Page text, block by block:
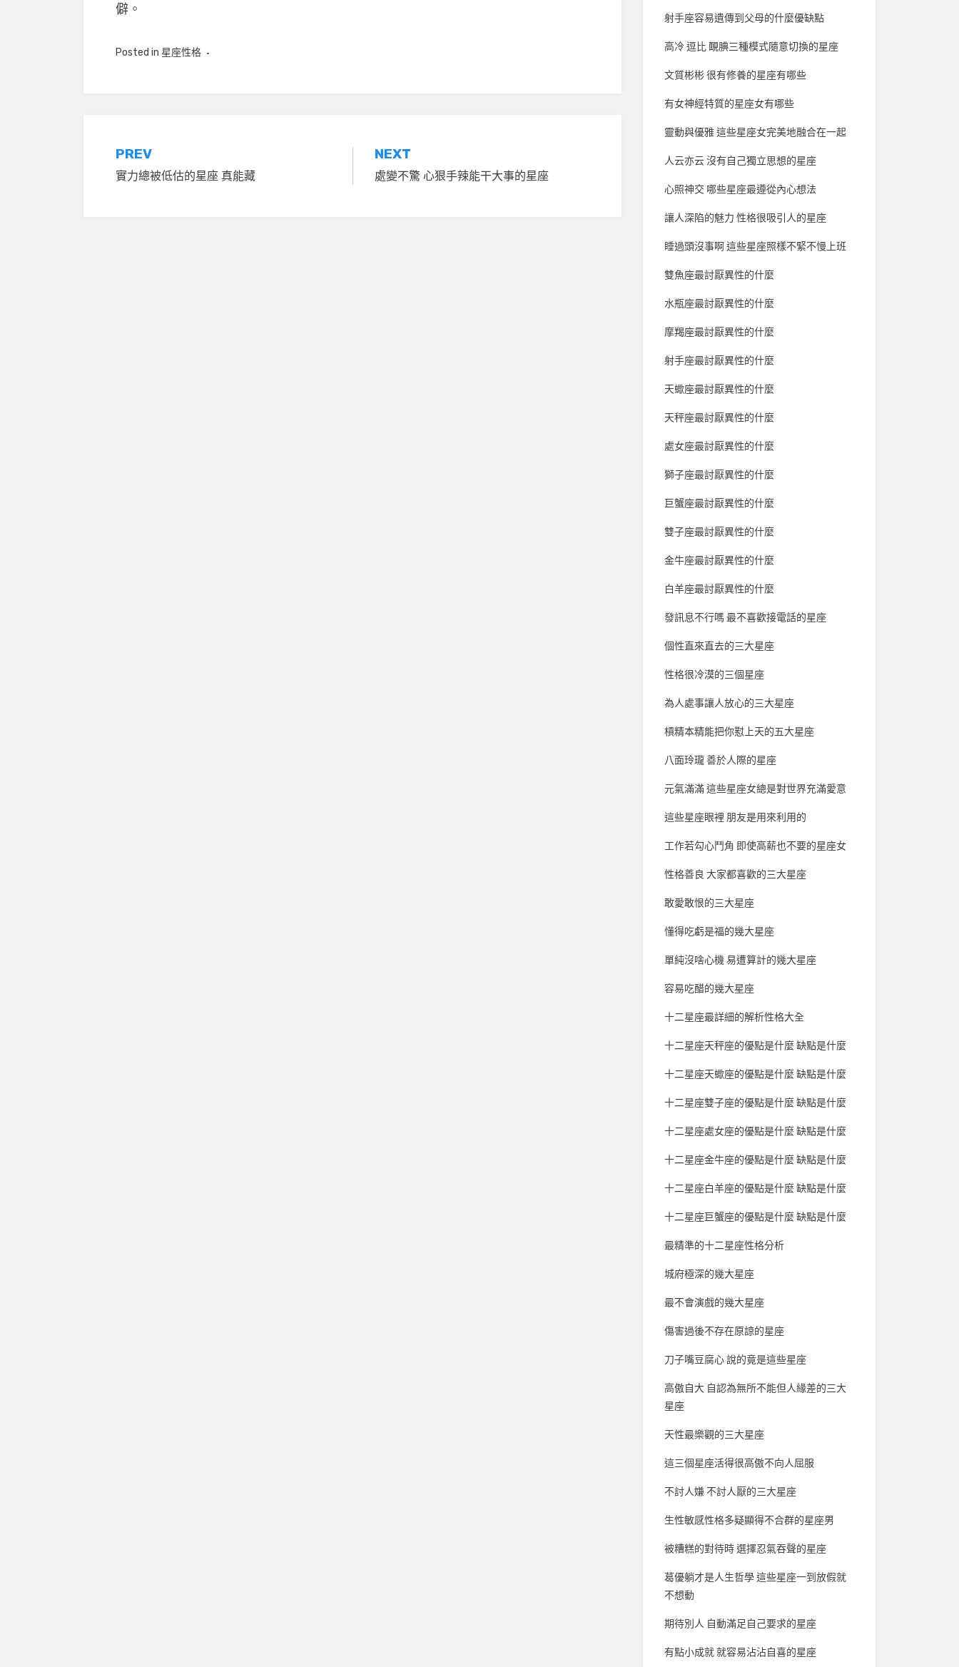
僻。
Posted in 星座性格
文
章
PREV
實力總被低估的星座 真能藏
NEXT
處變不驚 心狠手辣能干大事的星座
射手座容易遺傳到父母的什麼優缺點
高冷 逗比 靦腆三種模式隨意切換的星座
文質彬彬 很有修養的星座有哪些
有女神經特質的星座女有哪些
靈動與優雅 這些星座女完美地融合在一起
人云亦云 沒有自己獨立思想的星座
心照神交 哪些星座最遵從內心想法
讓人深陷的魅力 性格很吸引人的星座
睡過頭沒事啊 這些星座照樣不緊不慢上班
雙魚座最討厭異性的什麼
水瓶座最討厭異性的什麼
摩羯座最討厭異性的什麼
射手座最討厭異性的什麼
天蠍座最討厭異性的什麼
天秤座最討厭異性的什麼
處女座最討厭異性的什麼
獅子座最討厭異性的什麼
巨蟹座最討厭異性的什麼
雙子座最討厭異性的什麼
金牛座最討厭異性的什麼
白羊座最討厭異性的什麼
發訊息不行嗎 最不喜歡接電話的星座
個性直來直去的三大星座
性格很冷漠的三個星座
為人處事讓人放心的三大星座
槓精本精能把你懟上天的五大星座
八面玲瓏 善於人際的星座
元氣滿滿 這些星座女總是對世界充滿愛意
這些星座眼裡 朋友是用來利用的
工作若勾心鬥角 即使高薪也不要的星座女
性格善良 大家都喜歡的三大星座
敢愛敢恨的三大星座
懂得吃虧是福的幾大星座
單純沒啥心機 易遭算計的幾大星座
容易吃醋的幾大星座
十二星座最詳細的解析性格大全
十二星座天秤座的優點是什麼 缺點是什麼
十二星座天蠍座的優點是什麼 缺點是什麼
十二星座雙子座的優點是什麼 缺點是什麼
十二星座處女座的優點是什麼 缺點是什麼
十二星座金牛座的優點是什麼 缺點是什麼
十二星座白羊座的優點是什麼 缺點是什麼
十二星座巨蟹座的優點是什麼 缺點是什麼
最精準的十二星座性格分析
城府極深的幾大星座
最不會演戲的幾大星座
傷害過後不存在原諒的星座
刀子嘴豆腐心 說的竟是這些星座
高傲自大 自認為無所不能但人緣差的三大
星座
天性最樂觀的三大星座
這三個星座活得很高傲不向人屈服
不討人嫌 不討人厭的三大星座
生性敏感性格多疑顯得不合群的星座男
被糟糕的對待時 選擇忍氣吞聲的星座
葛優躺才是人生哲學 這些星座一到放假就
不想動
期待別人 自動滿足自己要求的星座
有點小成就 就容易沾沾自喜的星座